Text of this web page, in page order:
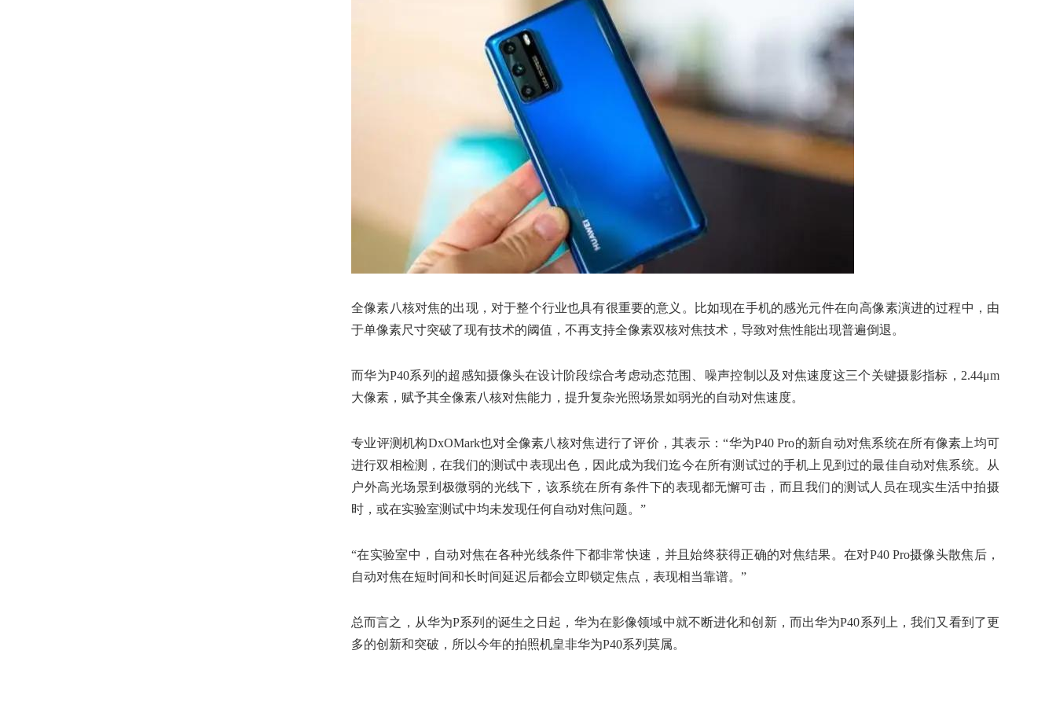
全像素八核对焦的出现，对于整个行业也具有很重要的意义。比如现在手机的感光元件在向高像素演进的过程中，由
于单像素尺寸突破了现有技术的阈值，不再支持全像素双核对焦技术，导致对焦性能出现普遍倒退。
而华为P40系列的超感知摄像头在设计阶段综合考虑动态范围、噪声控制以及对焦速度这三个关键摄影指标，2.44μm
大像素，赋予其全像素八核对焦能力，提升复杂光照场景如弱光的自动对焦速度。
专业评测机构DxOMark也对全像素八核对焦进行了评价，其表示：“华为P40 Pro的新自动对焦系统在所有像素上均可
进行双相检测，在我们的测试中表现出色，因此成为我们迄今在所有测试过的手机上见到过的最佳自动对焦系统。从
户外高光场景到极微弱的光线下，该系统在所有条件下的表现都无懈可击，而且我们的测试人员在现实生活中拍摄
时，或在实验室测试中均未发现任何自动对焦问题。”
“在实验室中，自动对焦在各种光线条件下都非常快速，并且始终获得正确的对焦结果。在对P40 Pro摄像头散焦后，
自动对焦在短时间和长时间延迟后都会立即锁定焦点，表现相当靠谱。”
总而言之，从华为P系列的诞生之日起，华为在影像领域中就不断进化和创新，而出华为P40系列上，我们又看到了更
多的创新和突破，所以今年的拍照机皇非华为P40系列莫属。